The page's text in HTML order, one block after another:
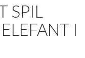
SPIL
I